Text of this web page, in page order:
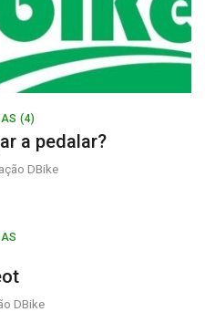
(4)
a pedalar?
DBike
DBike